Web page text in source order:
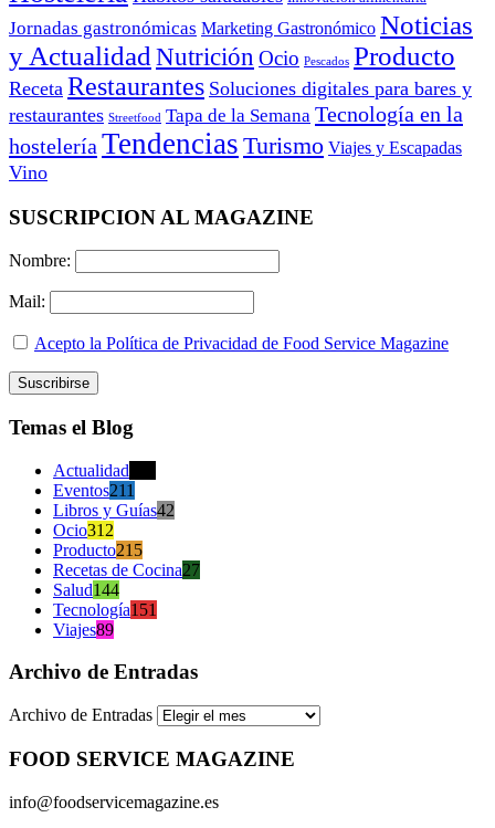
Jornadas gastronómicas Marketing Gastronómico Noticias
y Actualidad Nutrición Ocio Pescados Producto
Receta Restaurantes Soluciones digitales para bares y
restaurantes Streetfood Tapa de la Semana Tecnología en la
hostelería Tendencias Turismo Viajes y Escapadas
Vino
SUSCRIPCION AL MAGAZINE
Nombre:
Mail:
Acepto la Política de Privacidad de Food Service Magazine
Temas el Blog
Actualidad
Eventos211
Libros y Guías42
Ocio312
Producto215
Recetas de Cocina27
Salud144
Tecnología151
Viajes89
Archivo de Entradas
Archivo de Entradas
FOOD SERVICE MAGAZINE
info@foodservicemagazine.es